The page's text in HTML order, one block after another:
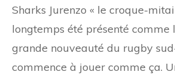
Sharks Jurenzo « le croque-
longtemps été présenté comme
grande nouveauté du rugby
commence à jouer comme ça.